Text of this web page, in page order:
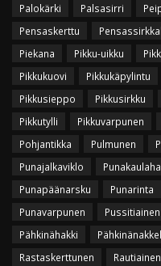
Palokärki
Palsasirri
Pensaskerttu
Piekana
Pikku-uikku
Pikkukuovi
Pikkukäpylintu
Pikkusieppo
Pikkusirkku
Pikkutylli
Pikkuvarpunen
Pohjantikka
Pulmunen
Punajalkaviklo
Punapäänarsku
Punarinta
Punavarpunen
Pussitiainen
Pähkinähakki
Rastaskerttunen
Rautiainen